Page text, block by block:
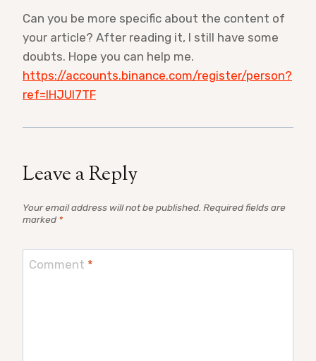
Can you be more specific about the content of
your article? After reading it, I still have some
doubts. Hope you can help me.
https://accounts.binance.com/register/person?
ref=IHJUI7TF
Leave a Reply
Your email address will not be published. Required fields are
marked *
Comment *